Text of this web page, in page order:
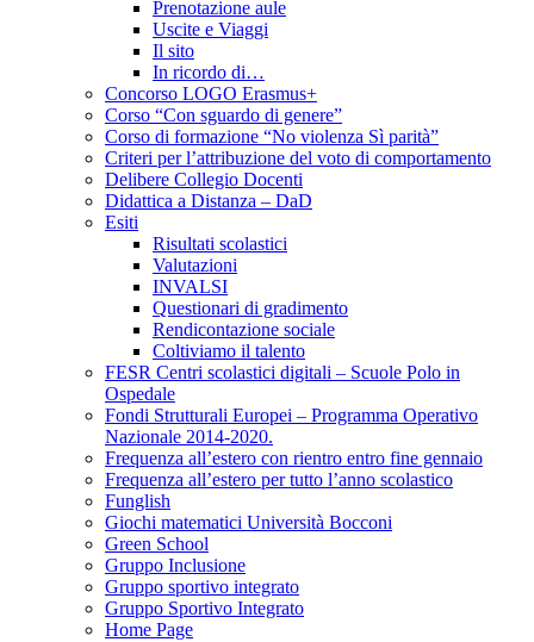
Prenotazione aule
Uscite e Viaggi
Il sito
In ricordo di…
Concorso LOGO Erasmus+
Corso “Con sguardo di genere”
Corso di formazione “No violenza Sì parità”
Criteri per l’attribuzione del voto di comportamento
Delibere Collegio Docenti
Didattica a Distanza – DaD
Esiti
Risultati scolastici
Valutazioni
INVALSI
Questionari di gradimento
Rendicontazione sociale
Coltiviamo il talento
FESR Centri scolastici digitali – Scuole Polo in
Ospedale
Fondi Strutturali Europei – Programma Operativo
Nazionale 2014-2020.
Frequenza all’estero con rientro entro fine gennaio
Frequenza all’estero per tutto l’anno scolastico
Funglish
Giochi matematici Università Bocconi
Green School
Gruppo Inclusione
Gruppo sportivo integrato
Gruppo Sportivo Integrato
Home Page